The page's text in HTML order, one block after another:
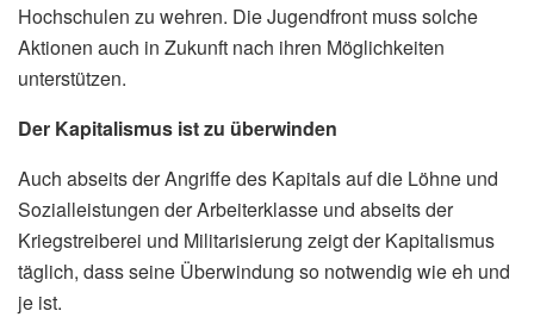
Hochschulen zu wehren. Die Jugendfront muss solche
Aktionen auch in Zukunft nach ihren Möglichkeiten
unterstützen.
Der Kapitalismus ist zu überwinden
Auch abseits der Angriffe des Kapitals auf die Löhne und
Sozialleistungen der Arbeiterklasse und abseits der
Kriegstreiberei und Militarisierung zeigt der Kapitalismus
täglich, dass seine Überwindung so notwendig wie eh und
je ist.